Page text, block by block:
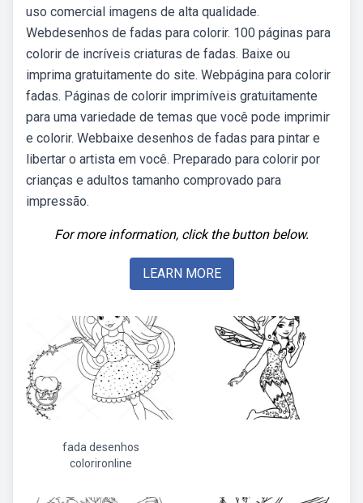
uso comercial imagens de alta qualidade.
Webdesenhos de fadas para colorir. 100 páginas para
colorir de incríveis criaturas de fadas. Baixe ou
imprima gratuitamente do site. Webpágina para colorir
fadas. Páginas de colorir imprimíveis gratuitamente
para uma variedade de temas que você pode imprimir
e colorir. Webbaixe desenhos de fadas para pintar e
libertar o artista em você. Preparado para colorir por
crianças e adultos tamanho comprovado para
impressão.
For more information, click the button below.
LEARN MORE
fada desenhos
colorironline